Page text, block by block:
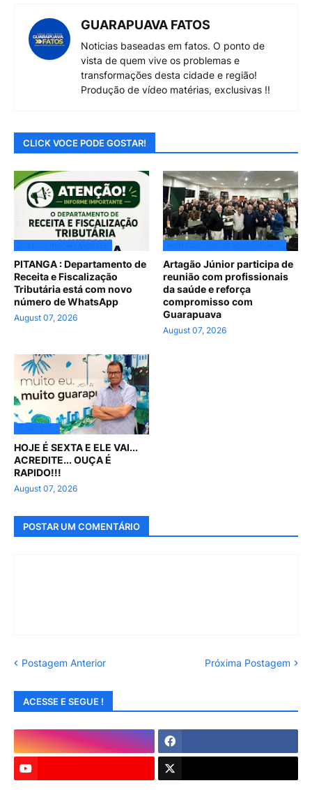
GUARAPUAVA FATOS
Noticias baseadas em fatos. O ponto de
vista de quem vive os problemas e
transformações desta cidade e região!
Produção de vídeo matérias, exclusivas !!
CLICK VOCE PODE GOSTAR!
PITANGA : Departamento de
Receita e Fiscalização
Tributária está com novo
número de WhatsApp
August 07, 2026
Artagão Júnior participa de
reunião com profissionais
da saúde e reforça
compromisso com
Guarapuava
August 07, 2026
HOJE É SEXTA E ELE VAI...
ACREDITE... OUÇA É
RAPIDO!!!
August 07, 2026
POSTAR UM COMENTÁRIO
Postagem Anterior Próxima Postagem
ACESSE E SEGUE !